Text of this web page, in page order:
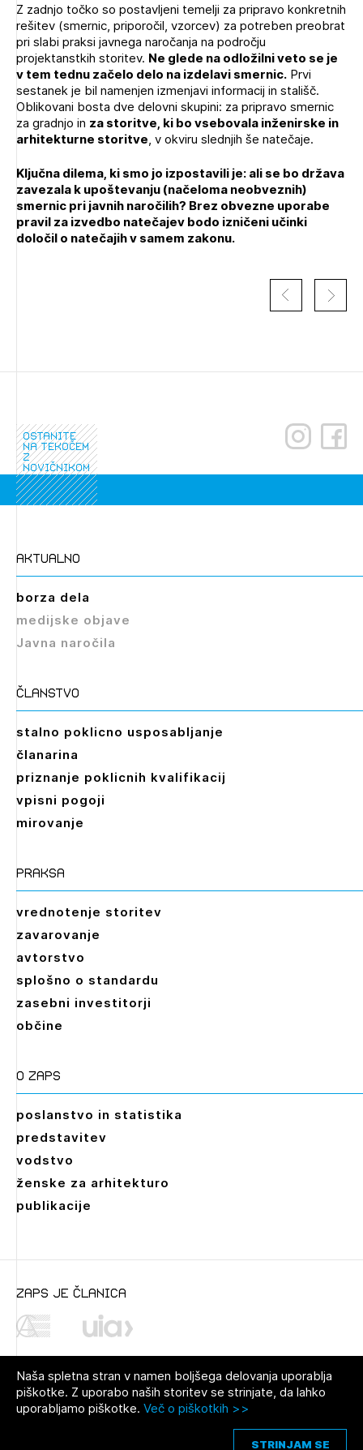
Z zadnjo točko so postavljeni temelji za pripravo konkretnih
rešitev (smernic, priporočil, vzorcev) za potreben preobrat
pri slabi praksi javnega naročanja na področju
projektanstkih storitev. Ne glede na odložilni veto se je
v tem tednu začelo delo na izdelavi smernic. Prvi
sestanek je bil namenjen izmenjavi informacij in stališč.
Oblikovani bosta dve delovni skupini: za pripravo smernic
za gradnjo in za storitve, ki bo vsebovala inženirske in
arhitekturne storitve, v okviru slednjih še natečaje.
Ključna dilema, ki smo jo izpostavili je: ali se bo država
zavezala k upoštevanju (načeloma neobveznih)
smernic pri javnih naročilih? Brez obvezne uporabe
pravil za izvedbo natečajev bodo izničeni učinki
določil o natečajih v samem zakonu.
ostanite
na tekočem
z
novičnikom
aktualno
borza dela
medijske objave
Javna naročila
članstvo
stalno poklicno usposabljanje
članarina
priznanje poklicnih kvalifikacij
vpisni pogoji
mirovanje
praksa
vrednotenje storitev
zavarovanje
avtorstvo
splošno o standardu
zasebni investitorji
občine
O zaps
poslanstvo in statistika
predstavitev
vodstvo
ženske za arhitekturo
publikacije
zaps je članica
© 2021 Zbornica za arhitekturo in
Pravno obvestilo
Piškotki
Naša spletna stran v namen boljšega delovanja uporablja
piškotke. Z uporabo naših storitev se strinjate, da lahko
uporabljamo piškotke. Več o piškotkih >>
STRINJAM SE